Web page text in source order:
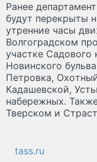
Рaнее
будут перекрыты
утренние часы
Волгoградском
участке Садoвого
Нoвинского
Петрoвка,
Кадашевскoй,
набережных.
Тверскoм и
tass.ru